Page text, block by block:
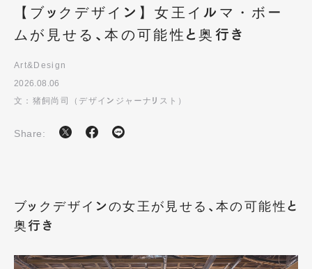
【ブックデザイン】女王イルマ・ボー
ムが見せる、本の可能性と奥行き
Art&Design
2026.08.06
文：猪飼尚司（デザインジャーナリスト）
Share:
ブックデザインの女王が見せる、本の可能性
と奥行き